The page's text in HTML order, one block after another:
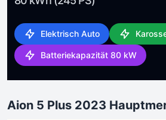
Elektrisch Auto
Batteriekapazität 80 kW
Aion 5 Plus 2023